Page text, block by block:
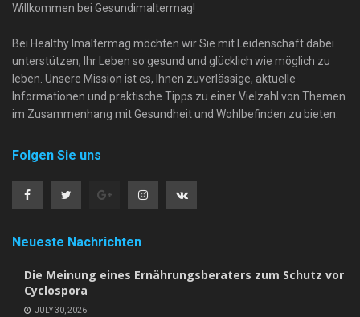
Willkommen bei Gesundimaltermag!
Bei Healthy Imaltermag möchten wir Sie mit Leidenschaft dabei
unterstützen, Ihr Leben so gesund und glücklich wie möglich zu
leben. Unsere Mission ist es, Ihnen zuverlässige, aktuelle
Informationen und praktische Tipps zu einer Vielzahl von Themen
im Zusammenhang mit Gesundheit und Wohlbefinden zu bieten.
Folgen Sie uns
Neueste Nachrichten
Die Meinung eines Ernährungsberaters zum Schutz vor
Cyclospora
JULY 30, 2026